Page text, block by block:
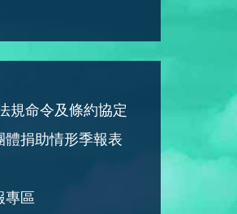
規命令及條約協定
體捐助情形季報表
專區